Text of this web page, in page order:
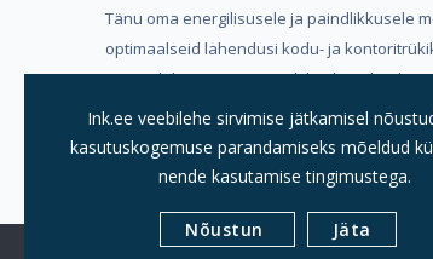
Tänu oma energilisusele ja paindlikkusele
optimaalseid lahendusi kodu- ja
vaja valida mugavuse, trükikvaliteedi ja
Meeldivat ostukogemust soovides, Ink Refill
Ink.ee veebilehe sirvimise jätkamisel
kasutuskogemuse parandamiseks mõeldud
nende kasutamise tingimustega.
Nõustun Jäta